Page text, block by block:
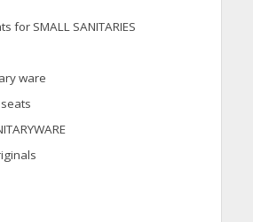
for SMALL SANITARIES
ware